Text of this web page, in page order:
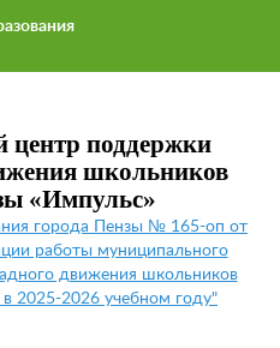
поддержки
школьников
«Импульс»
города Пензы № 165-оп от
работы муниципального
движения школьников
2025-2026 учебном году"